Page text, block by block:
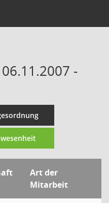
-
Art der
Mitarbeit